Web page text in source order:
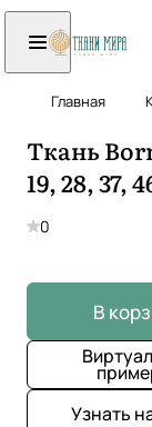
Главная
Ткань
19, 28, 37,
0
В
Узнать